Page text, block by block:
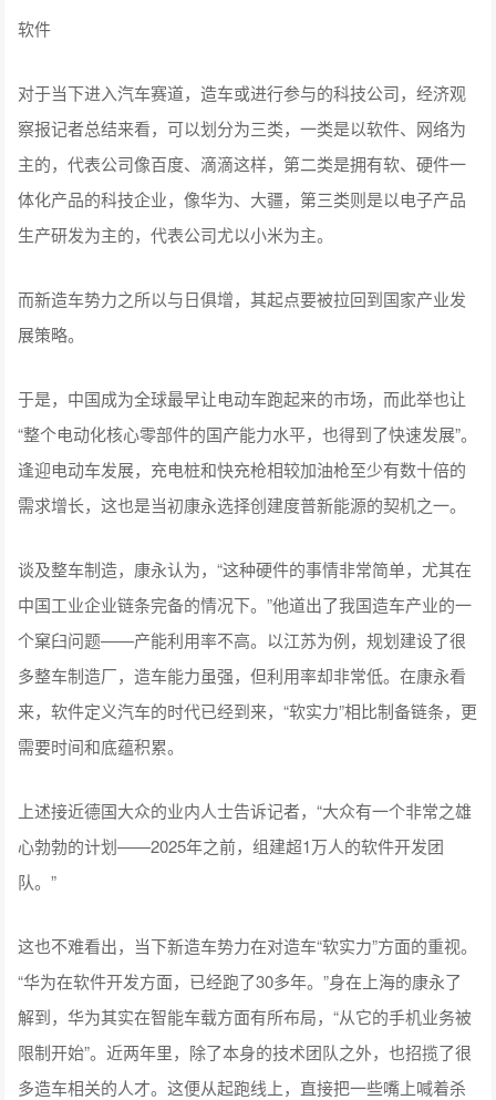
软件
对于当下进入汽车赛道，造车或进行参与的科技公司，经济观
察报记者总结来看，可以划分为三类，一类是以软件、网络为
主的，代表公司像百度、滴滴这样，第二类是拥有软、硬件一
体化产品的科技企业，像华为、大疆，第三类则是以电子产品
生产研发为主的，代表公司尤以小米为主。
而新造车势力之所以与日俱增，其起点要被拉回到国家产业发
展策略。
于是，中国成为全球最早让电动车跑起来的市场，而此举也让
“整个电动化核心零部件的国产能力水平，也得到了快速发展”。
逢迎电动车发展，充电桩和快充枪相较加油枪至少有数十倍的
需求增长，这也是当初康永选择创建度普新能源的契机之一。
谈及整车制造，康永认为，“这种硬件的事情非常简单，尤其在
中国工业企业链条完备的情况下。”他道出了我国造车产业的一
个窠臼问题——产能利用率不高。以江苏为例，规划建设了很
多整车制造厂，造车能力虽强，但利用率却非常低。在康永看
来，软件定义汽车的时代已经到来，“软实力”相比制备链条，更
需要时间和底蕴积累。
上述接近德国大众的业内人士告诉记者，“大众有一个非常之雄
心勃勃的计划——2025年之前，组建超1万人的软件开发团
队。”
这也不难看出，当下新造车势力在对造车“软实力”方面的重视。
“华为在软件开发方面，已经跑了30多年。”身在上海的康永了
解到，华为其实在智能车载方面有所布局，“从它的手机业务被
限制开始”。近两年里，除了本身的技术团队之外，也招揽了很
多造车相关的人才。这便从起跑线上，直接把一些嘴上喊着杀